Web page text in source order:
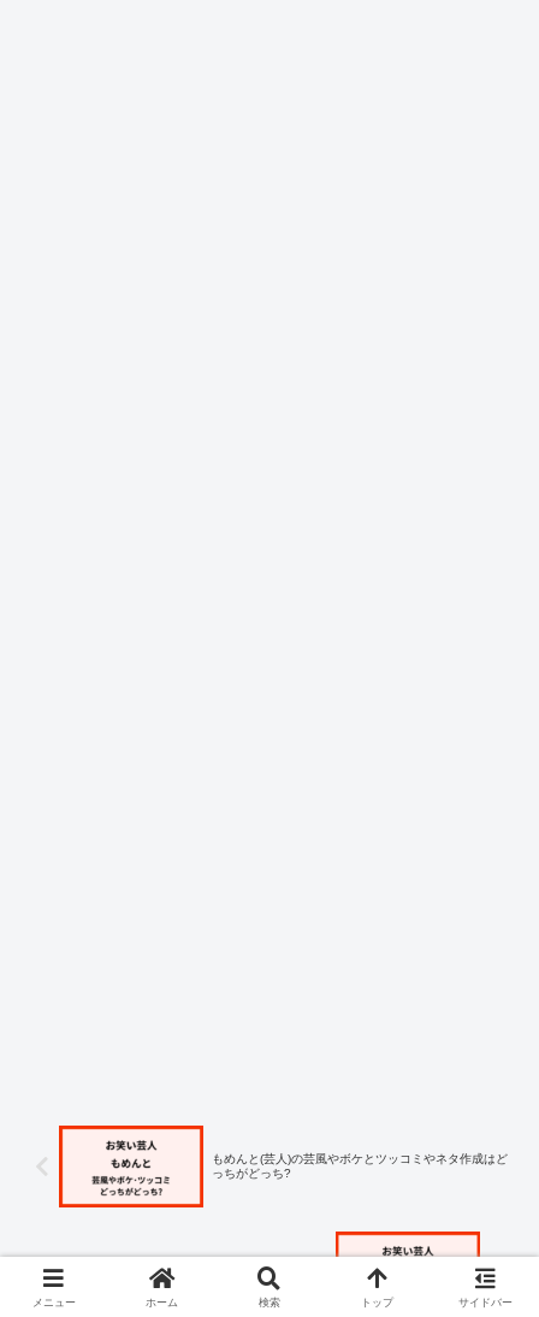
もめんと(芸人)の芸風やボケとツッコミやネタ作成はど
っちがどっち?
もめんと(芸人)のコンビの名前の意味や由来とは?
メニュー ホーム 検索 トップ サイドバー